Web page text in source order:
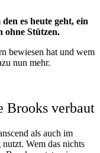
es heute geht, ein
ohne Stützen.
bewiesen hat und wem
nun mehr.
Brooks verbaut
als auch im
Wem das nichts